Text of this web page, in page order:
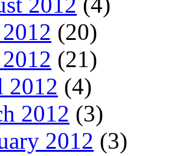
(20)
(21)
2012 (4)
2012 (3)
2012 (3)